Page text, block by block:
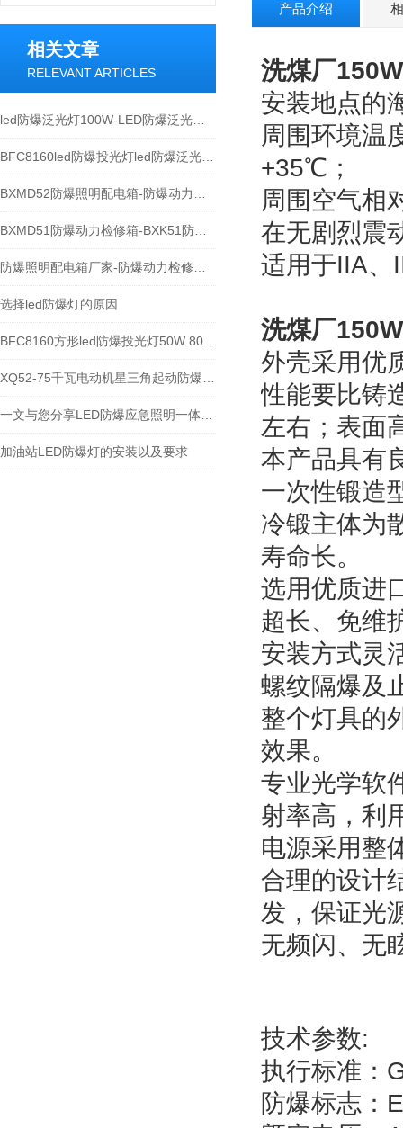
相关文章
RELEVANT ARTICLES
选择led防爆灯的原因
加油站LED防爆灯的安装以及要求
产品介绍
洗煤厂
安装地点的
周围环境温
+35℃；
周围空气相
在无剧烈震
适用于IIA、
洗煤厂
外壳采用优
性能要比铸
左右；表面
本产品具有
一次性锻造
冷锻主体为
寿命长。
选用优质进
超长、免维
安装方式灵
螺纹隔爆及
整个灯具的
效果。
专业光学软
射率高，利
电源采用整
合理的设计
发，保证光
无频闪、无
技术参数:
执行标准：
防爆标志：